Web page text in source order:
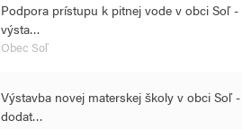
Podpora prístupu k pitnej vode v obci Soľ -
výsta…
Obec Soľ
Výstavba novej materskej školy v obci Soľ -
dodat…